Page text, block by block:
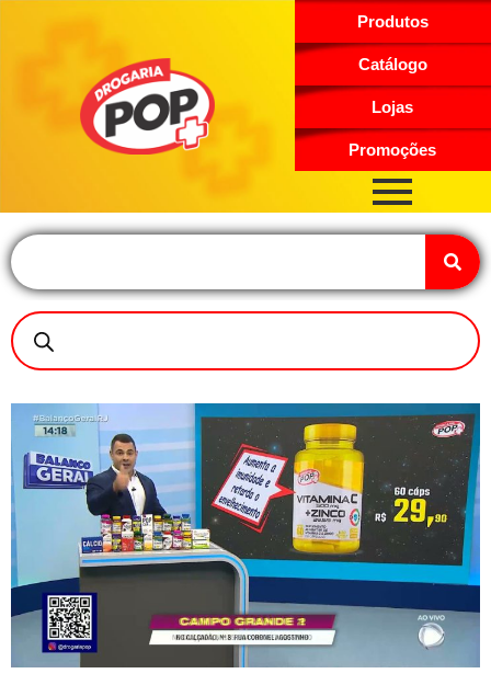
Produtos
Catálogo
Lojas
Promoções